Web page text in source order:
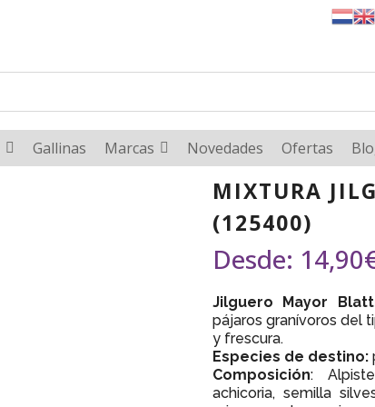
Gallinas Marcas Novedades Ofertas
MIXTURA
(125400)
Desde: 14,90
Jilguero Mayor
pájaros granívoros del
y frescura.
Especies de destino:
Composición:
achicoria, semilla